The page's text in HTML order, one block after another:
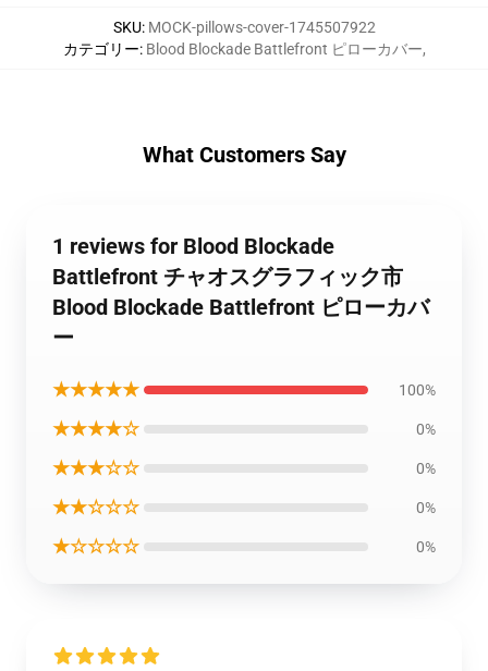
SKU: MOCK-pillows-cover-1745507922
カテゴリー: Blood Blockade Battlefront ピローカバー,
What Customers Say
1 reviews for Blood Blockade
Battlefront チャオスグラフィック市
Blood Blockade Battlefront ピローカバ
ー
★★★★★ 100%
★★★★☆ 0%
★★★☆☆ 0%
★★☆☆☆ 0%
★☆☆☆☆ 0%